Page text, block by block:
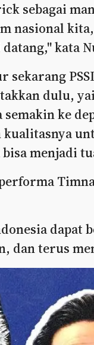
sebagai
nasional
kata
sekarang
dulu,
semakin ke
menjadi
dapat
dan terus